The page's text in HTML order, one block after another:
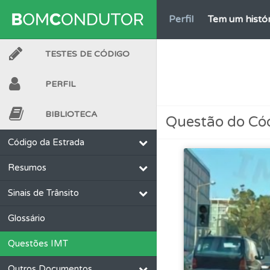
Perfil Tem um
Testes Veja o
Perfil Saiba no seu
Questões Consulte
TESTES DE CÓDIGO
PERFIL
BIBLIOTECA
Código da Estrada
Resumos
Sinais de Trânsito
Glossário
Questões IMT
Questão do